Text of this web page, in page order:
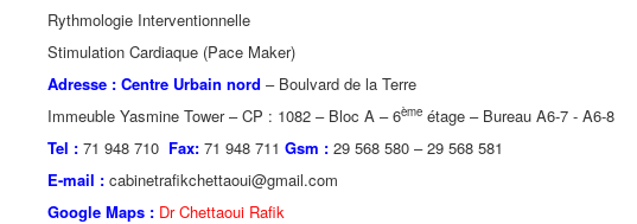
Rythmologie Interventionnelle
Stimulation Cardiaque (Pace Maker)
Adresse : Centre Urbain nord – Boulvard de la Terre
Immeuble Yasmine Tower – CP : 1082 – Bloc A – 6ème étage – Bureau A6-7 - A6-8
Tel : 71 948 710 Fax: 71 948 711 Gsm : 29 568 580 – 29 568 581
E-mail : cabinetrafikchettaoui@gmail.com
Google Maps : Dr Chettaoui Rafik